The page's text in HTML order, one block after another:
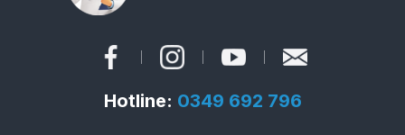
Hotline: 0349 692 796